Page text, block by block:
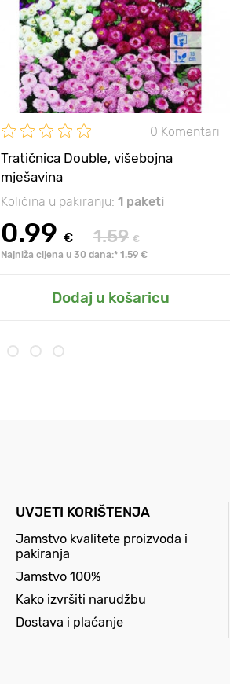
0 Komentari
Tratičnica Double, višebojna
mješavina
Količina u pakiranju: 1 paketi
0.99 € 1.59 €
Najniža cijena u 30 dana:* 1.59 €
Dodaj u košaricu
UVJETI KORIŠTENJA
Jamstvo kvalitete proizvoda i
pakiranja
Jamstvo 100%
Kako izvršiti narudžbu
Dostava i plaćanje